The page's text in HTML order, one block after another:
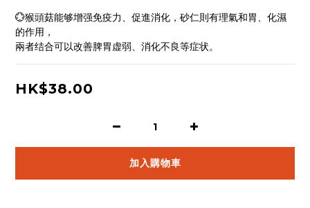
💮猴頭菇能够增强免疫力、促進消化，砂仁則有理氣和胃、化濕
的作用，
兩者结合可以改善脾胃虚弱、消化不良等症状。
HK$38.00
加入購物車